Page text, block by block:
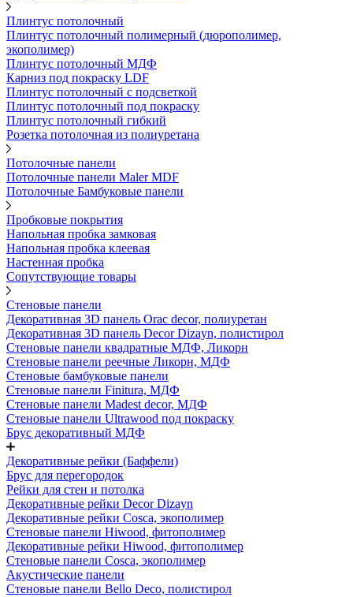
Плинтус потолочный
Плинтус потолочный полимерный (дюрополимер,
экополимер)
Плинтус потолочный МДФ
Карниз под покраску LDF
Плинтус потолочный с подсветкой
Плинтус потолочный под покраску
Плинтус потолочный гибкий
Розетка потолочная из полиуретана
Потолочные панели
Потолочные панели Maler MDF
Потолочные Бамбуковые панели
Пробковые покрытия
Напольная пробка замковая
Напольная пробка клеевая
Настенная пробка
Сопутствующие товары
Стеновые панели
Декоративная 3D панель Orac decor, полиуретан
Декоративная 3D панель Decor Dizayn, полистирол
Стеновые панели квадратные МДФ, Ликорн
Стеновые панели реечные Ликорн, МДФ
Стеновые бамбуковые панели
Стеновые панели Finitura, МДФ
Стеновые панели Madest decor, МДФ
Стеновые панели Ultrawood под покраску
Брус декоративный МДФ
Декоративные рейки (Баффели)
Брус для перегородок
Рейки для стен и потолка
Декоративные рейки Decor Dizayn
Декоративные рейки Cosca, экополимер
Стеновые панели Hiwood, фитополимер
Декоративные рейки Hiwood, фитополимер
Стеновые панели Cosca, экополимер
Акустические панели
Стеновые панели Bello Deco, полистирол